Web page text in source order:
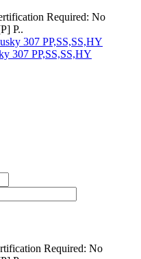
Required: No
P..
307 PP,SS,SS,HY
Required: No